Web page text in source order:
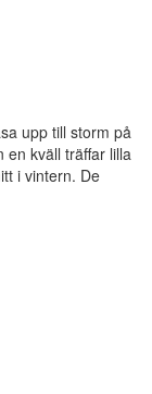
upp till storm på
en kväll träffar lilla
i vintern. De